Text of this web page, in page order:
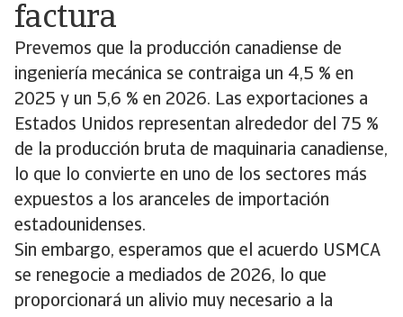
factura
Prevemos que la producción canadiense de
ingeniería mecánica se contraiga un 4,5 % en
2025 y un 5,6 % en 2026. Las exportaciones a
Estados Unidos representan alrededor del 75 %
de la producción bruta de maquinaria canadiense,
lo que lo convierte en uno de los sectores más
expuestos a los aranceles de importación
estadounidenses.
Sin embargo, esperamos que el acuerdo USMCA
se renegocie a mediados de 2026, lo que
proporcionará un alivio muy necesario a la